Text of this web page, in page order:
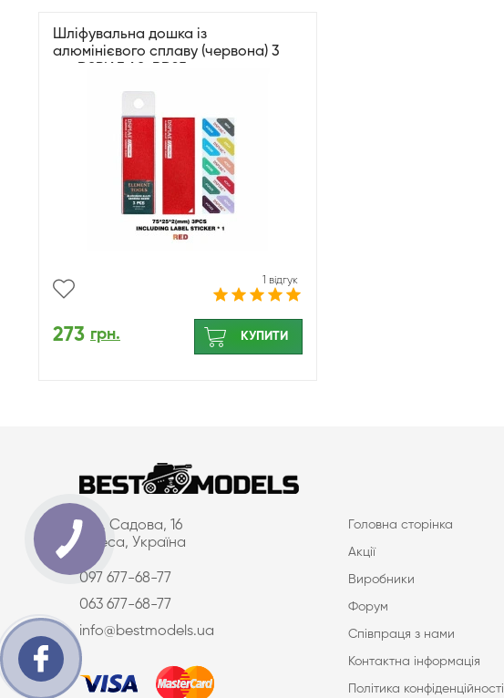
Шліфувальна дошка із
алюмінієвого сплаву (червона) 3
1 відгук
273 грн. КУПИТИ
вул. Садова, 16
Одеса, Україна
097 677-68-77
063 677-68-77
info@bestmodels.ua
Головна сторінка
Акції
Виробники
Форум
Співпраця з нами
Контактна інформація
Політика конфіденційності